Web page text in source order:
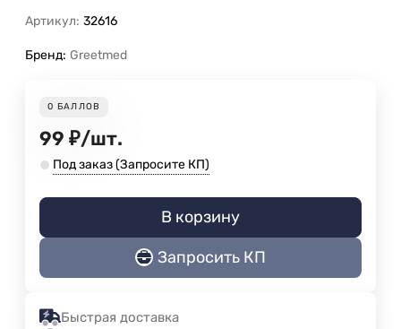
Артикул: 32616
Бренд: Greetmed
0 БАЛЛОВ
99 ₽/шт.
Под заказ (Запросите КП)
В корзину
Запросить КП
Быстрая доставка